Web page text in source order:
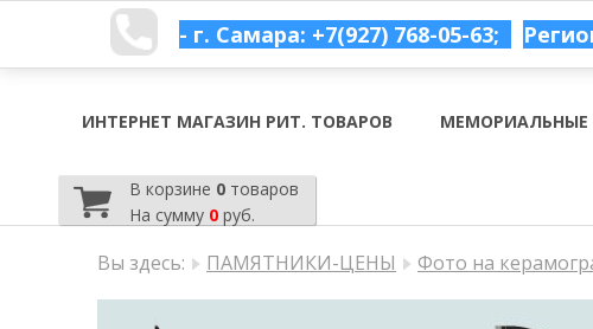
- г. Самара: +7(927) 768-05-63;
ИНТЕРНЕТ МАГАЗИН РИТ. ТОВАРОВ
В корзине 0товаров
На сумму 0руб.
Вы здесь: ПАМЯТНИКИ-ЦЕНЫ Фото на